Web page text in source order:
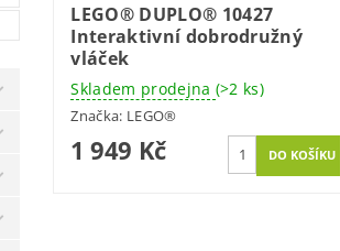
LEGO® DUPLO® 10427
Interaktivní dobrodružný
vláček
Skladem prodejna (>2 ks)
Značka: LEGO®
1 949 Kč